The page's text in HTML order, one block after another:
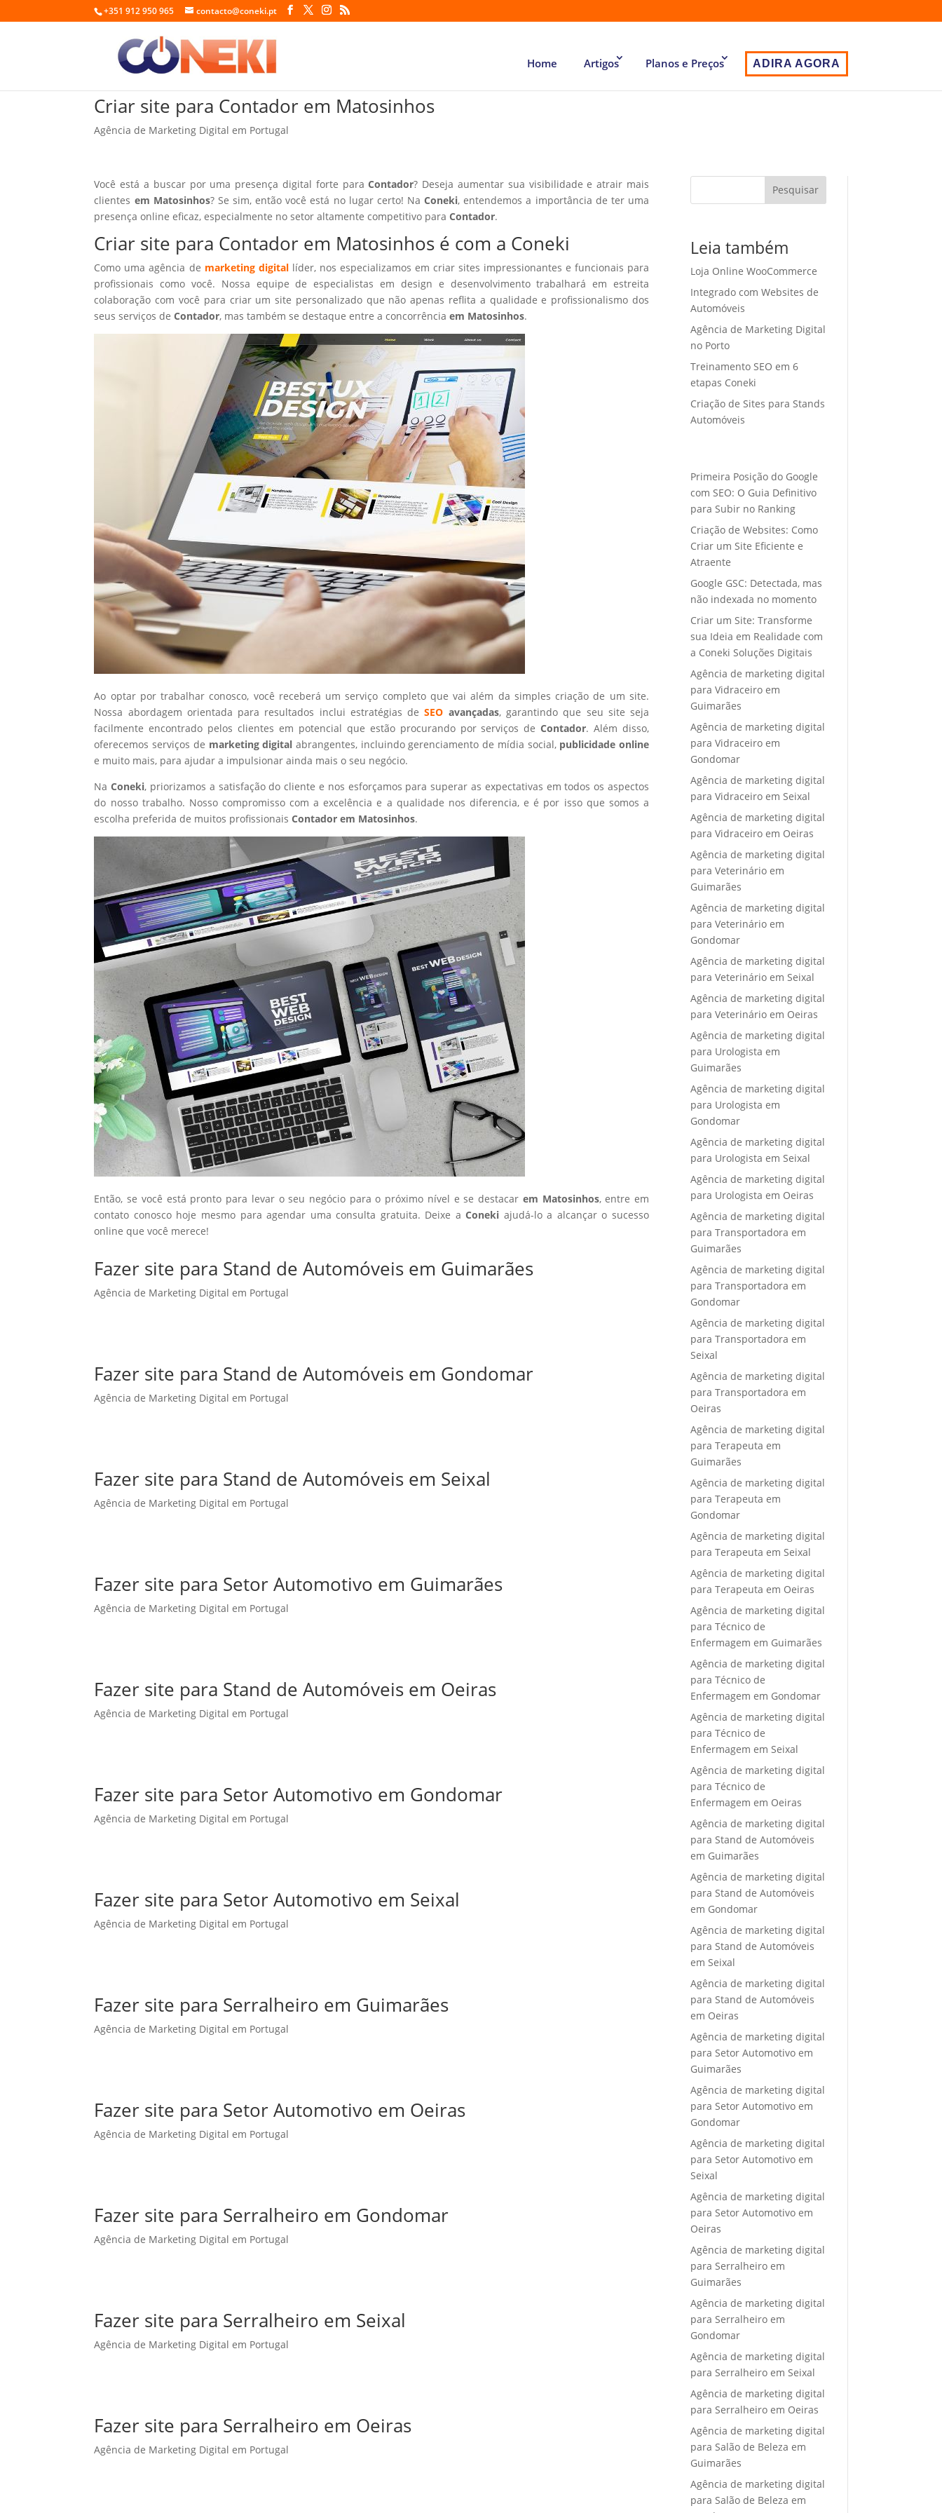
+351 912 950 965 contacto@coneki.pt
Home Artigos Planos e Preços ADIRA AGORA
Criar site para Contador em Matosinhos
Agência de Marketing Digital em Portugal
Você está a buscar por uma presença digital forte paraContador? Deseja aumentar sua visibilidade e atrair mais
clientes em Matosinhos? Se sim, então você está no lugar certo! NaConeki, entendemos a importância de ter uma
presença online eficaz, especialmente no setor altamente competitivo paraContador.
Criar site para Contador em Matosinhos é com a Coneki
Como uma agência de marketing digitallíder, nos especializamos em criar sites impressionantes e funcionais para
profissionais como você. Nossa equipe de especialistas em design e desenvolvimento trabalhará em estreita
colaboração com você para criar um site personalizado que não apenas reflita a qualidade e profissionalismo dos
seus serviços deContador, mas também se destaque entre a concorrênciaem Matosinhos.
Ao optar por trabalhar conosco, você receberá um serviço completo que vai além da simples criação de um site.
Nossa abordagem orientada para resultados inclui estratégias deSEO avançadas, garantindo que seu site seja
facilmente encontrado pelos clientes em potencial que estão procurando por serviços deContador. Além disso,
oferecemos serviços de marketing digital abrangentes, incluindo gerenciamento de mídia social, publicidade online
e muito mais, para ajudar a impulsionar ainda mais o seu negócio.
NaConeki, priorizamos a satisfação do cliente e nos esforçamos para superar as expectativas em todos os aspectos
do nosso trabalho. Nosso compromisso com a excelência e a qualidade nos diferencia, e é por isso que somos a
escolha preferida de muitos profissionaisContador em Matosinhos.
Então, se você está pronto para levar o seu negócio para o próximo nível e se destacar em Matosinhos, entre em
contato conosco hoje mesmo para agendar uma consulta gratuita. Deixe aConeki ajudá-lo a alcançar o sucesso
online que você merece!
Fazer site para Stand de Automóveis em Guimarães
Agência de Marketing Digital em Portugal
Fazer site para Stand de Automóveis em Gondomar
Agência de Marketing Digital em Portugal
Fazer site para Stand de Automóveis em Seixal
Agência de Marketing Digital em Portugal
Fazer site para Setor Automotivo em Guimarães
Agência de Marketing Digital em Portugal
Fazer site para Stand de Automóveis em Oeiras
Agência de Marketing Digital em Portugal
Fazer site para Setor Automotivo em Gondomar
Agência de Marketing Digital em Portugal
Fazer site para Setor Automotivo em Seixal
Agência de Marketing Digital em Portugal
Fazer site para Serralheiro em Guimarães
Agência de Marketing Digital em Portugal
Fazer site para Setor Automotivo em Oeiras
Agência de Marketing Digital em Portugal
Fazer site para Serralheiro em Gondomar
Agência de Marketing Digital em Portugal
Fazer site para Serralheiro em Seixal
Agência de Marketing Digital em Portugal
Fazer site para Serralheiro em Oeiras
Agência de Marketing Digital em Portugal
Pesquisar
Leia também
Loja Online WooCommerce
Integrado com Websites de
Automóveis
Agência de Marketing Digital
no Porto
Treinamento SEO em 6
etapas Coneki
Criação de Sites para Stands
Automóveis
Primeira Posição do Google
com SEO: O Guia Definitivo
para Subir no Ranking
Criação de Websites: Como
Criar um Site Eficiente e
Atraente
Google GSC: Detectada, mas
não indexada no momento
Criar um Site: Transforme
sua Ideia em Realidade com
a Coneki Soluções Digitais
Agência de marketing digital
para Vidraceiro em
Guimarães
Agência de marketing digital
para Vidraceiro em
Gondomar
Agência de marketing digital
para Vidraceiro em Seixal
Agência de marketing digital
para Vidraceiro em Oeiras
Agência de marketing digital
para Veterinário em
Guimarães
Agência de marketing digital
para Veterinário em
Gondomar
Agência de marketing digital
para Veterinário em Seixal
Agência de marketing digital
para Veterinário em Oeiras
Agência de marketing digital
para Urologista em
Guimarães
Agência de marketing digital
para Urologista em
Gondomar
Agência de marketing digital
para Urologista em Seixal
Agência de marketing digital
para Urologista em Oeiras
Agência de marketing digital
para Transportadora em
Guimarães
Agência de marketing digital
para Transportadora em
Gondomar
Agência de marketing digital
para Transportadora em
Seixal
Agência de marketing digital
para Transportadora em
Oeiras
Agência de marketing digital
para Terapeuta em
Guimarães
Agência de marketing digital
para Terapeuta em
Gondomar
Agência de marketing digital
para Terapeuta em Seixal
Agência de marketing digital
para Terapeuta em Oeiras
Agência de marketing digital
para Técnico de
Enfermagem em Guimarães
Agência de marketing digital
para Técnico de
Enfermagem em Gondomar
Agência de marketing digital
para Técnico de
Enfermagem em Seixal
Agência de marketing digital
para Técnico de
Enfermagem em Oeiras
Agência de marketing digital
para Stand de Automóveis
em Guimarães
Agência de marketing digital
para Stand de Automóveis
em Gondomar
Agência de marketing digital
para Stand de Automóveis
em Seixal
Agência de marketing digital
para Stand de Automóveis
em Oeiras
Agência de marketing digital
para Setor Automotivo em
Guimarães
Agência de marketing digital
para Setor Automotivo em
Gondomar
Agência de marketing digital
para Setor Automotivo em
Seixal
Agência de marketing digital
para Setor Automotivo em
Oeiras
Agência de marketing digital
para Serralheiro em
Guimarães
Agência de marketing digital
para Serralheiro em
Gondomar
Agência de marketing digital
para Serralheiro em Seixal
Agência de marketing digital
para Serralheiro em Oeiras
Agência de marketing digital
para Salão de Beleza em
Guimarães
Agência de marketing digital
para Salão de Beleza em